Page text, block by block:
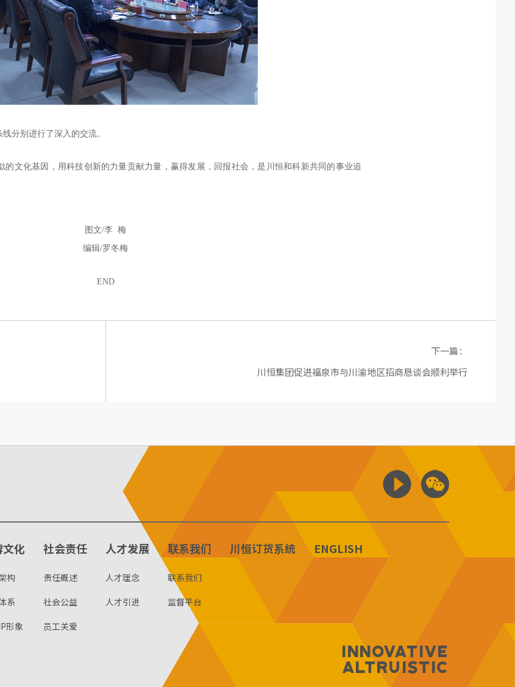
分别进行了深入的交流。
的文化基因，用科技创新的力量贡献力量，赢得发展，回报社会，是川恒和科新共同的事业追
图文/李 梅
编辑/罗冬梅
END
下一篇：
川恒集团促进福泉市与川渝地区招商恳谈会顺利举行
化
构
系
形象
社会责任
责任概述
社会公益
员工关爱
人才发展
人才理念
人才引进
联系我们
联系我们
监督平台
川恒订货系统 ENGLISH
Innovative
Altruistic